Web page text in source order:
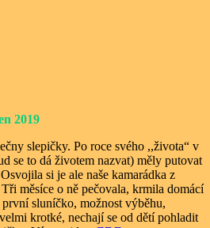
2019
slepičky. Po roce svého ,,života“ v
se to dá životem nazvat) měly putovat
si je ale naše kamarádka z
měsíce o ně pečovala, krmila domácí
sluníčko, možnost výběhu,
krotké, nechají se od dětí pohladit